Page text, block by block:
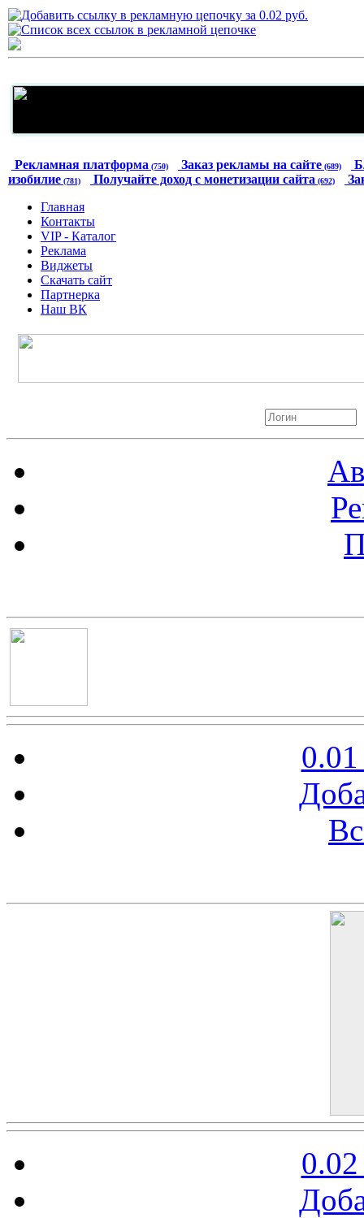
Рекламная платформа (750) Заказ рекламы на сайте (689)
изобилие (781) Получайте доход с монетизации сайта (692)
Главная
Контакты
VIP - Каталог
Реклама
Виджеты
Скачать сайт
Партнерка
Наш ВК